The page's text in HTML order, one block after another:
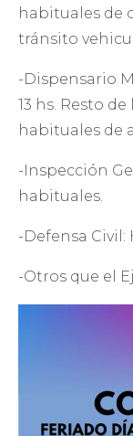
habituales de
tránsito
-Dispensario
13 hs. Resto
habituales de
-Inspección
habituales.
-Defensa
-Otros que el